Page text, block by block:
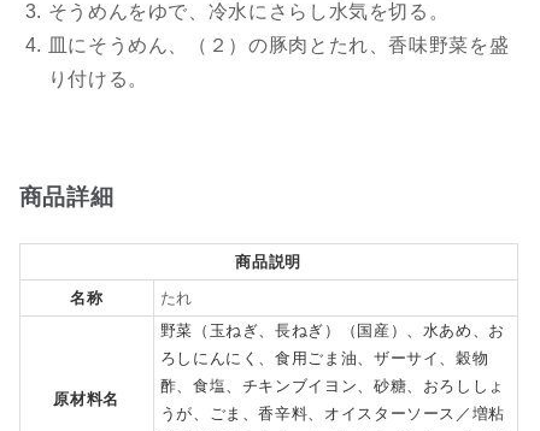
そうめんをゆで、冷水にさらし水気を切る。
皿にそうめん、（２）の豚肉とたれ、香味野菜を盛
り付ける。
商品詳細
商品説明
名称
たれ
原材料名
野菜（玉ねぎ、長ねぎ）（国産）、水あめ、お
ろしにんにく、食用ごま油、ザーサイ、穀物
酢、食塩、チキンブイヨン、砂糖、おろししょ
うが、ごま、香辛料、オイスターソース／増粘